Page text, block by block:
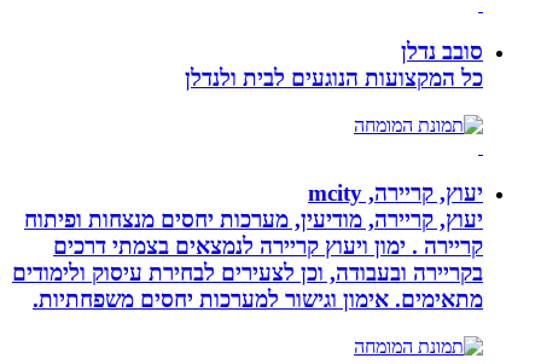
סובב נדלן
כל המקצועות הנוגעים לבית ולנדלן
יעוץ, קריירה, mcity
יעוץ, קריירה, מודיעין, מערכות יחסים מנצחות ופיתוח
קריירה . ימון ויעוץ קריירה לנמצאים בצמתי דרכים
בקריירה ובעבודה, וכן לצעירים לבחירת עיסוק ולימודים
מתאימים. אימון וגישור למערכות יחסים משפחתיות.